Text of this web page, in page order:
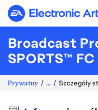
Electronic
Broadcast
SPORTS™ FC
Prywatny ... Szczegóły